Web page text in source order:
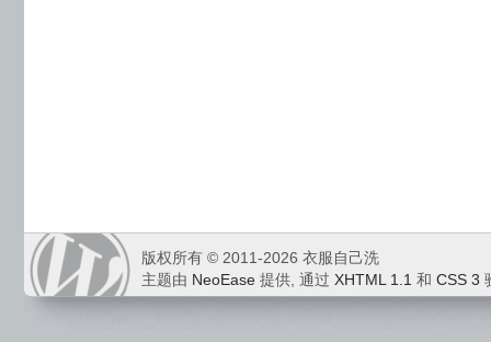
版权所有 © 2011-2026 衣服自己洗
主题由 NeoEase 提供, 通过 XHTML 1.1 和 CSS 3